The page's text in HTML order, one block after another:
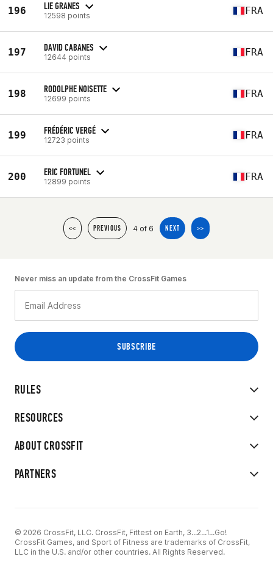
196 LIE GRANES
12598 points FRA
197 DAVID CABANES
12644 points FRA
198 RODOLPHE NOISETTE
12699 points FRA
199 FRÉDÉRIC VERGÉ
12723 points FRA
200 ERIC FORTUNEL
12899 points FRA
<< PREVIOUS 4 of 6 NEXT >>
RULES
RESOURCES
ABOUT CROSSFIT
PARTNERS
Never miss an update from the CrossFit Games
© 2026 CrossFit, LLC. CrossFit, Fittest on Earth, 3...2...1...Go!
CrossFit Games, and Sport of Fitness are trademarks of CrossFit,
LLC in the U.S. and/or other countries. All Rights Reserved.